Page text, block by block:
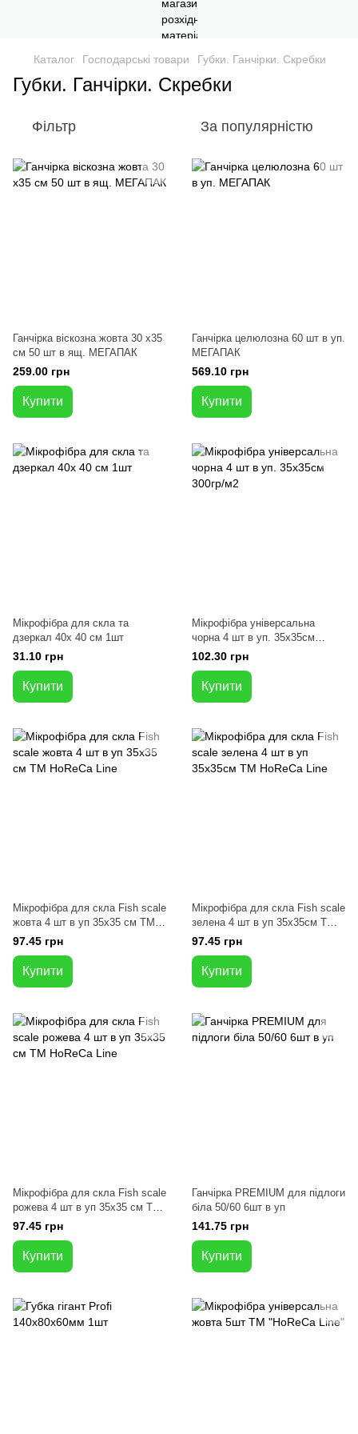
Каталог Господарські товари Губки. Ганчірки. Скребки
Губки. Ганчірки. Скребки
Фільтр За популярністю
Ганчірка віскозна жовта 30 x35
см 50 шт в ящ. МЕГАПАК
259.00 грн
Купити
Ганчірка целюлозна 60 шт в уп.
МЕГАПАК
569.10 грн
Купити
Мікрофібра для скла та
дзеркал 40x 40 см 1шт
31.10 грн
Купити
Мікрофібра універсальна
чорна 4 шт в уп. 35x35см
300гр/м2
102.30 грн
Купити
Мікрофібра для скла Fish scale
жовта 4 шт в уп 35x35 см ТМ
HoReCa Line
97.45 грн
Купити
Мікрофібра для скла Fish scale
зелена 4 шт в уп 35x35см ТМ
HoReCa Line
97.45 грн
Купити
Мікрофібра для скла Fish scale
рожева 4 шт в уп 35x35 см ТМ
HoReCa Line
97.45 грн
Купити
Ганчірка PREMIUM для підлоги
біла 50/60 6шт в уп
141.75 грн
Купити